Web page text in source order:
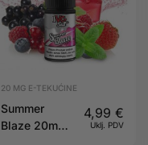
20 MG E-TEKUĆINE
Summer
Blaze 20mg
4,99 €
Uklj. PDV